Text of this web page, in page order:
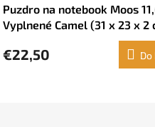
Puzdro na notebook Moos
Vyplnené Camel (31 x 23 x 2
€22,50 Do